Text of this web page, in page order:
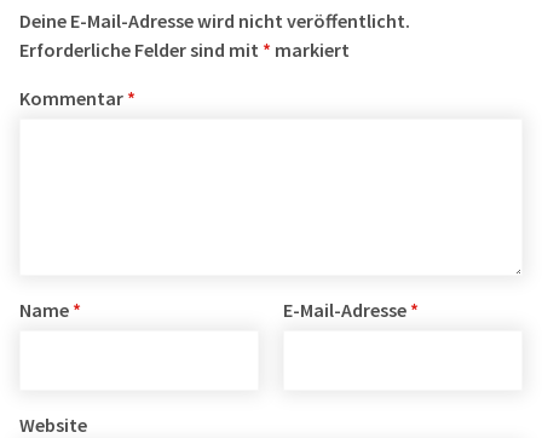
Deine E-Mail-Adresse wird nicht veröffentlicht.
Erforderliche Felder sind mit * markiert
Kommentar *
Name * E-Mail-Adresse *
Website